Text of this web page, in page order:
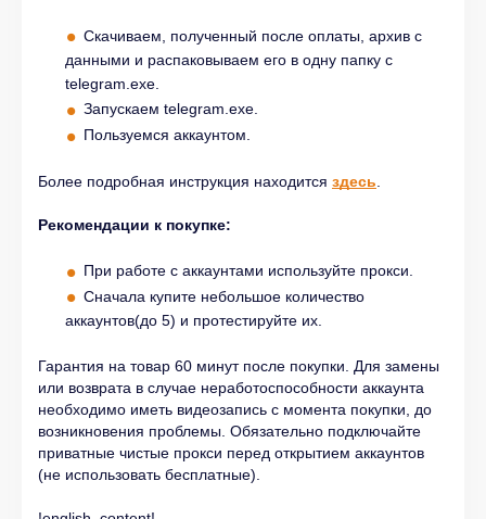
Скачиваем, полученный после оплаты, архив с
данными и распаковываем его в одну папку с
telegram.exe.
Запускаем telegram.exe.
Пользуемся аккаунтом.
Более подробная инструкция находится здесь
Рекомендации к покупке:
При работе с аккаунтами используйте прокси.
Сначала купите небольшое количество
аккаунтов(до 5) и протестируйте их.
Гарантия на товар 60 минут после покупки. Для замены
или возврата в случае неработоспособности аккаунта
необходимо иметь видеозапись с момента покупки, до
возникновения проблемы. Обязательно подключайте
приватные чистые прокси перед открытием аккаунтов
(не использовать бесплатные).